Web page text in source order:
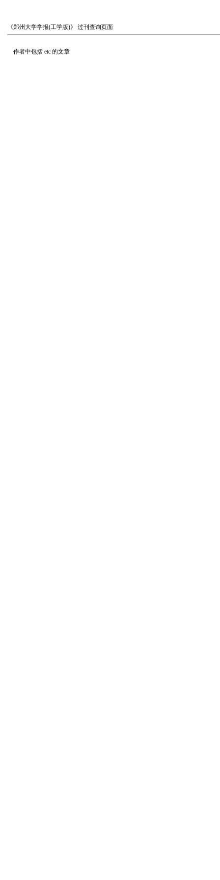
《郑州大学学报(工学版)》 过刊查询页面
作者中包括 etc 的文章